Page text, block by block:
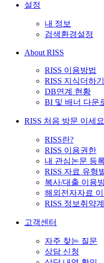
설정
내 정보
검색환경설정
About RISS
RISS 이용방법
RISS 지식더하기
DB연계 현황
BI 및 배너 다운
RISS 처음 방문 이세
RISS란?
RISS 이용권한
내 관심논문 등
RISS 자료 유형
복사/대출 이용
해외전자자료
RISS 정보취약
고객센터
자주 찾는 질문
상담 신청